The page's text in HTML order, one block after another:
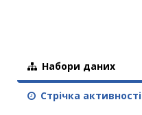
Набори даних
Стрічка активності